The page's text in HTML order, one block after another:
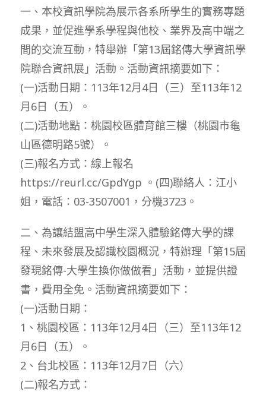
一、本校資訊學院為展示各系所學生的實務專題
成果，並促進學系學程與他校、業界及高中端之
間的交流互動，特舉辦「第13屆銘傳大學資訊學
院聯合資訊展」活動。活動資訊摘要如下：
(一)活動日期：113年12月4日（三）至113年12
月6日（五）。
(二)活動地點：桃園校區體育館三樓（桃園市龜
山區德明路5號）。
(三)報名方式：線上報名
https://reurl.cc/GpdYgp 。(四)聯絡人：江小
姐，電話：03-3507001，分機3723。
二、為讓結盟高中學生深入體驗銘傳大學的課
程、未來發展及認識校園概況，特辦理「第15屆
發現銘傳-大學生換你做做看」活動，並提供證
書，費用全免。活動資訊摘要如下：
(一)活動日期：
1、桃園校區：113年12月4日（三）至113年12
月6日（五）。
2、台北校區：113年12月7日（六）
(二)報名方式：